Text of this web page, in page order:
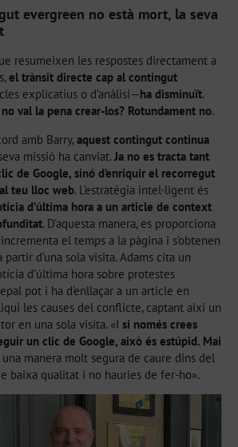
evergreen no està mort, la seva
resumeixen les respostes directament a
el trànsit directe cap al contingut
explicatius o d’anàlisi—ha disminuït.
val la pena crear-los? Rotundament no.
amb Barry,aquest contingut continua
missió ha canviat. Ja no es tracta tant
de Google, sinó d’enriquir el recorregut
teu lloc web. L’estratègia intel·ligent és
d’última hora a un article de context
. D’aquesta manera, es proporciona
el temps a la pàgina i s’obtenen
d’una sola visita. Adams cita un
d’última hora sobre protestes
pot i ha d’enllaçar a un article en
les causes del conflicte, captant així un
en una sola visita. «I si només crees
un clic de Google, això és estúpid. Mai
una manera molt segura de caure dins del
baixa qualitat i no hauries de fer-ho».